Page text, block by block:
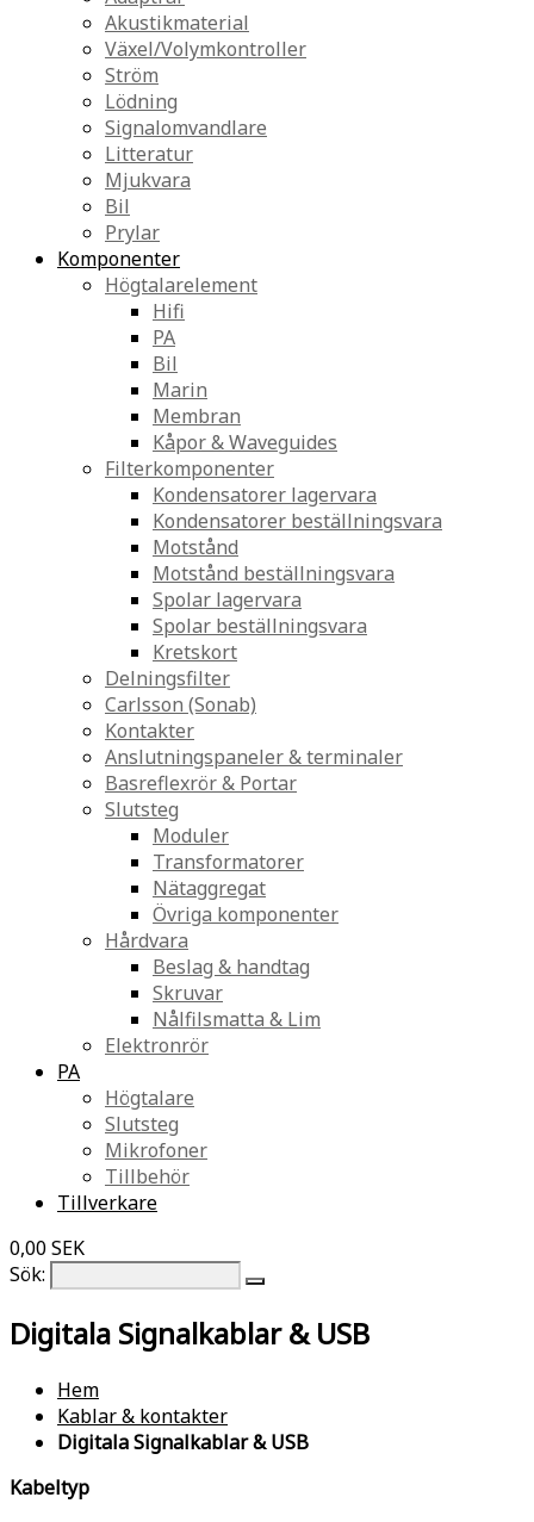
Akustikmaterial
Växel/Volymkontroller
Ström
Lödning
Signalomvandlare
Litteratur
Mjukvara
Bil
Prylar
Komponenter
Högtalarelement
Hifi
PA
Bil
Marin
Membran
Kåpor & Waveguides
Filterkomponenter
Kondensatorer lagervara
Kondensatorer beställningsvara
Motstånd
Motstånd beställningsvara
Spolar lagervara
Spolar beställningsvara
Kretskort
Delningsfilter
Carlsson (Sonab)
Kontakter
Anslutningspaneler & terminaler
Basreflexrör & Portar
Slutsteg
Moduler
Transformatorer
Nätaggregat
Övriga komponenter
Hårdvara
Beslag & handtag
Skruvar
Nålfilsmatta & Lim
Elektronrör
PA
Högtalare
Slutsteg
Mikrofoner
Tillbehör
Tillverkare
0,00 SEK
Sök:
Digitala Signalkablar & USB
Hem
Kablar & kontakter
Digitala Signalkablar & USB
Kabeltyp